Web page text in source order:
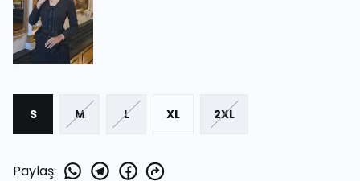
S M L XL 2XL
Paylaş: